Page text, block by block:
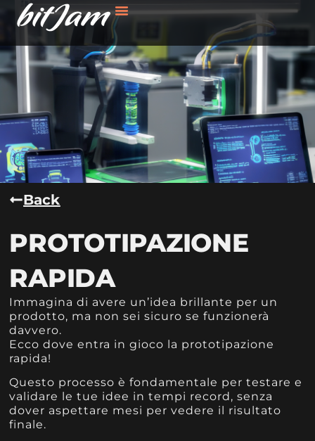
Back
PROTOTIPAZIONE
RAPIDA
Immagina di avere un’idea brillante per un
prodotto, ma non sei sicuro se funzionerà
davvero.
Ecco dove entra in gioco la prototipazione
rapida!
Questo processo è fondamentale per testare e
validare le tue idee in tempi record, senza
dover aspettare mesi per vedere il risultato
finale.